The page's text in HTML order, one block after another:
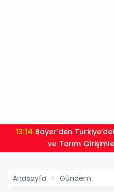
13:14
ve Tarım
Anasayfa Gündem